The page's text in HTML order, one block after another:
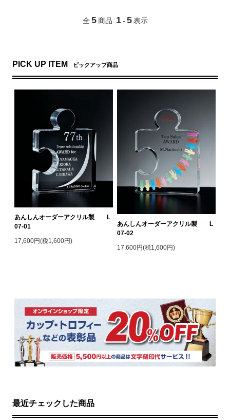
全 5 商品 1 - 5 表示
PICK UP ITEM ピックアップ商品
あんしんオーダーアクリル製 L
07-01
17,600円(税1,600円)
あんしんオーダーアクリル製 L
07-02
17,600円(税1,600円)
最近チェックした商品